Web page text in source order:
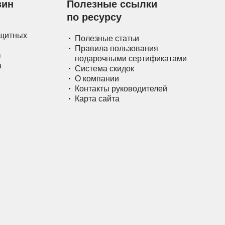
Полезные ссылки
по ресурсу
Полезные статьи
Правила пользования
подарочными сертификатами
Система скидок
О компании
Контакты руководителей
Карта сайта